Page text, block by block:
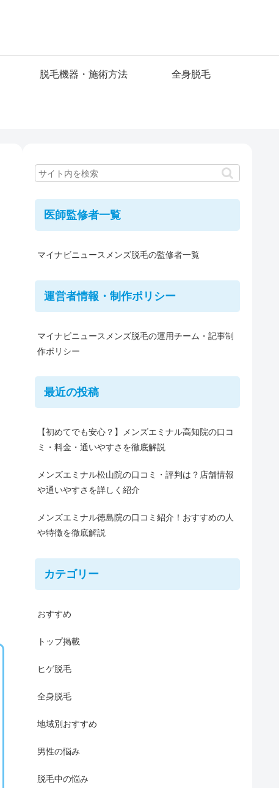
脱毛機器・施術方法 全身脱毛
医師監修者一覧
マイナビニュースメンズ脱毛の監修者一覧
運営者情報・制作ポリシー
マイナビニュースメンズ脱毛の運用チーム・記事制
作ポリシー
最近の投稿
【初めてでも安心？】メンズエミナル高知院の口コ
ミ・料金・通いやすさを徹底解説
メンズエミナル松山院の口コミ・評判は？店舗情報
や通いやすさを詳しく紹介
メンズエミナル徳島院の口コミ紹介！おすすめの人
や特徴を徹底解説
カテゴリー
おすすめ
トップ掲載
ヒゲ脱毛
全身脱毛
地域別おすすめ
男性の悩み
脱毛中の悩み